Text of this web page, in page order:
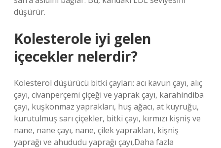
düşürür.
Kolesterole iyi gelen
içecekler nelerdir?
Kolesterol düşürücü bitki çayları: acı kavun çayı, alıç
çayı, civanperçemi çiçeği ve yaprak çayı, karahindiba
çayı, kuşkonmaz yaprakları, huş ağacı, at kuyruğu,
kurutulmuş sarı çiçekler, bitki çayı, kırmızı kişniş ve
nane, nane çayı, nane, çilek yaprakları, kişniş
yaprağı ve ahududu yaprağı çayı,Daha fazla